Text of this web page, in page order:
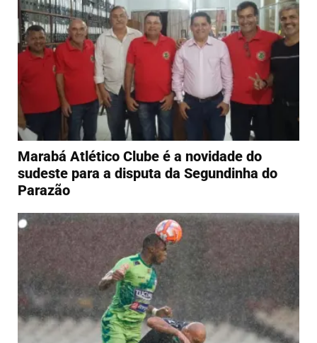
Marabá Atlético Clube é a novidade do
sudeste para a disputa da Segundinha do
Parazão